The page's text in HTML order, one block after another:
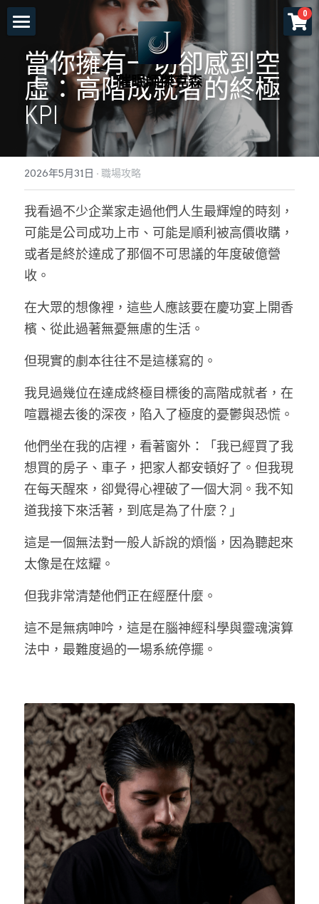
催眠師傑克森
0
首頁
關於老師
一對一服務
命運重塑計畫
催眠服務
頌缽及量子觸療
塔羅示現
一日工作坊
自我催眠工作坊
前世今生工作坊
元辰宮工作坊
工作坊報名
催眠師培訓課程
NGH催眠師證照班
真知催眠(TKH)
證照班報名
免費講座
認識催眠
各式文章
好評回饋
官方LINE
LINE社群
當你擁有一切卻感到空
虛：高階成就者的終極
KPI
2026年5月31日 · 職場攻略
我看過不少企業家走過他們人生最輝煌的時刻，
可能是公司成功上市、可能是順利被高價收購，
或者是終於達成了那個不可思議的年度破億營
收。
在大眾的想像裡，這些人應該要在慶功宴上開香
檳、從此過著無憂無慮的生活。
但現實的劇本往往不是這樣寫的。
我見過幾位在達成終極目標後的高階成就者，在
喧囂褪去後的深夜，陷入了極度的憂鬱與恐慌。
他們坐在我的店裡，看著窗外：「我已經買了我
想買的房子、車子，把家人都安頓好了。但我現
在每天醒來，卻覺得心裡破了一個大洞。我不知
道我接下來活著，到底是為了什麼？」
這是一個無法對一般人訴說的煩惱，因為聽起來
太像是在炫耀。
但我非常清楚他們正在經歷什麼。
這不是無病呻吟，這是在腦神經科學與靈魂演算
法中，最難度過的一場系統停擺。
×
商品分類
所有商品分類